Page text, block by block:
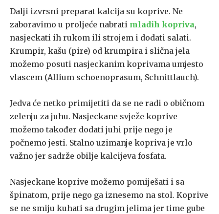
Dalji izvrsni preparat kalcija su koprive. Ne
zaboravimo u proljeće nabrati mladih kopriva,
nasjeckati ih rukom ili strojem i dodati salati.
Krumpir, kašu (pire) od krumpira i slična jela
možemo posuti nasjeckanim koprivama umjesto
vlascem (Allium schoenoprasum, Schnittlauch).
Jedva će netko primijetiti da se ne radi o običnom
zelenju za juhu. Nasjeckane svježe koprive
možemo također dodati juhi prije nego je
počnemo jesti. Stalno uzimanje kopriva je vrlo
važno jer sadrže obilje kalcijeva fosfata.
Nasjeckane koprive možemo pomiješati i sa
špinatom, prije nego ga iznesemo na stol. Koprive
se ne smiju kuhati sa drugim jelima jer time gube